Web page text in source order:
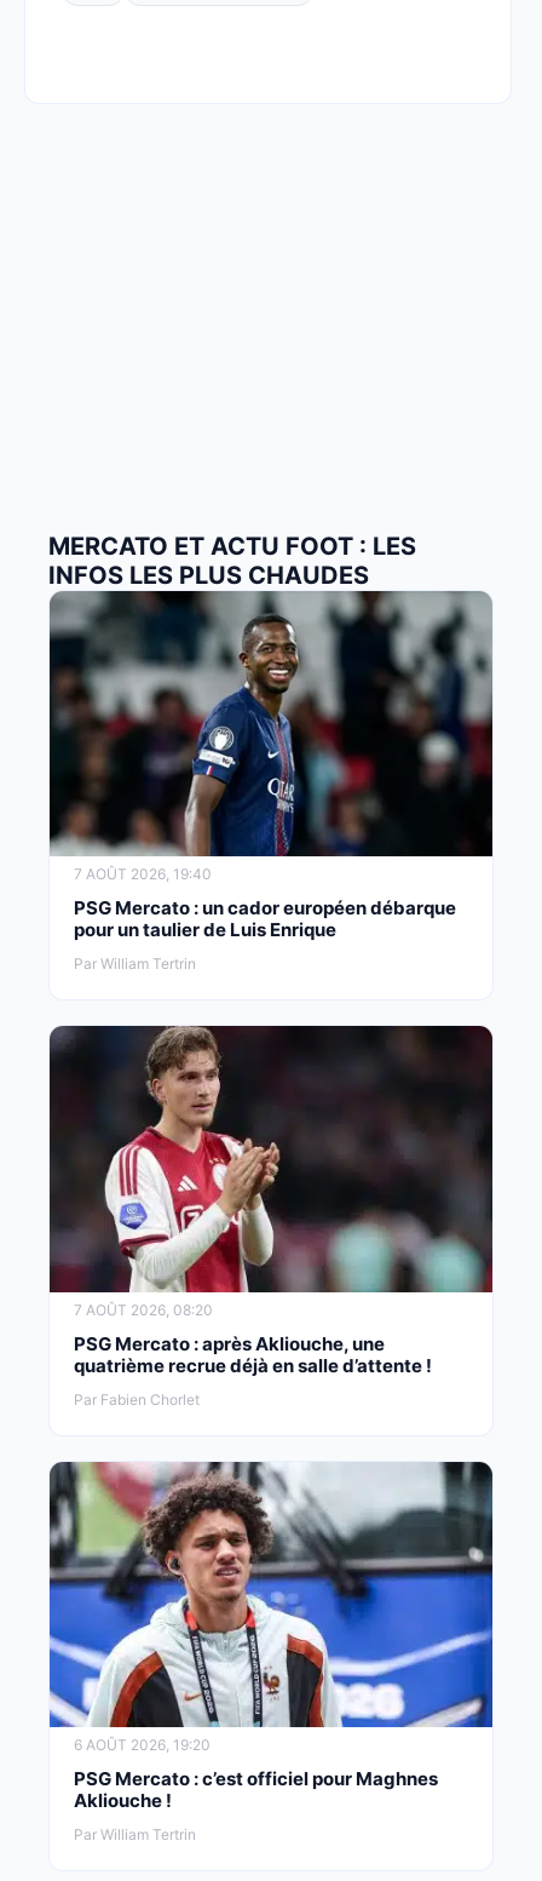
MERCATO ET ACTU FOOT : LES
INFOS LES PLUS CHAUDES
7 AOÛT 2026, 19:40
PSG Mercato : un cador européen débarque
pour un taulier de Luis Enrique
Par William Tertrin
7 AOÛT 2026, 08:20
PSG Mercato : après Akliouche, une
quatrième recrue déjà en salle d’attente !
Par Fabien Chorlet
6 AOÛT 2026, 19:20
PSG Mercato : c’est officiel pour Maghnes
Akliouche !
Par William Tertrin